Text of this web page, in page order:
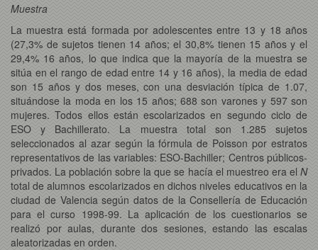
Muestra
La muestra está formada por adolescentes entre 13 y 18 años
(27,3% de sujetos tienen 14 años; el 30,8% tienen 15 años y el
29,4% 16 años, lo que indica que la mayoría de la muestra se
sitúa en el rango de edad entre 14 y 16 años), la media de edad
son 15 años y dos meses, con una desviación típica de 1.07,
situándose la moda en los 15 años; 688 son varones y 597 son
mujeres. Todos ellos están escolarizados en segundo ciclo de
ESO y Bachillerato. La muestra total son 1.285 sujetos
seleccionados al azar según la fórmula de Poisson por estratos
representativos de las variables: ESO-Bachiller; Centros públicos-
privados. La población sobre la que se hacía el muestreo era el N
total de alumnos escolarizados en dichos niveles educativos en la
ciudad de Valencia según datos de la Consellería de Educación
para el curso 1998-99. La aplicación de los cuestionarios se
realizó por aulas, durante dos sesiones, estando las escalas
aleatorizadas en orden.